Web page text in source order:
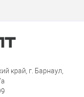
край, г. Барнаул,